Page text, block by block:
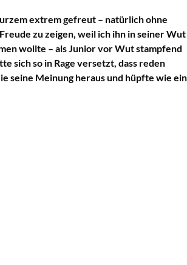
extrem gefreut – natürlich ohne
zu zeigen, weil ich ihn in seiner Wut
wollte – als Junior vor Wut stampfend
sich so in Rage versetzt, dass reden
seine Meinung heraus und hüpfte wie ein